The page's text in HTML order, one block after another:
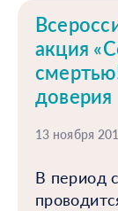
акция
доверия
13 ноября
В период